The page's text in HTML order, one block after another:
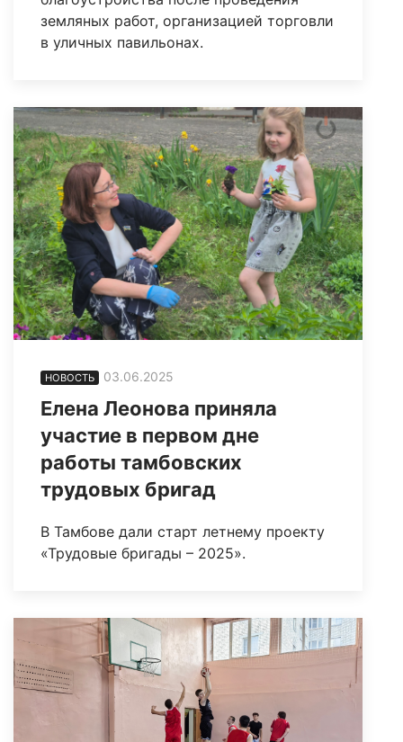
земляных работ, организацией торговли
в уличных павильонах.
НОВОСТЬ 03.06.2025
Елена Леонова приняла
участие в первом дне
работы тамбовских
трудовых бригад
В Тамбове дали старт летнему проекту
«Трудовые бригады – 2025».